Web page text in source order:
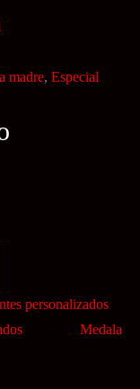
madre, Especial
personalizados
Medala